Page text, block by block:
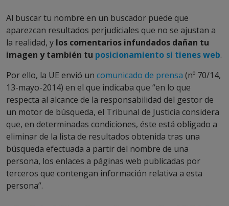
Al buscar tu nombre en un buscador puede que
aparezcan resultados perjudiciales que no se ajustan a
la realidad, y los comentarios infundados dañan tu
imagen y también tu posicionamiento si tienes web.
Por ello, la UE envió un comunicado de prensa (nº 70/14,
13-mayo-2014) en el que indicaba que “en lo que
respecta al alcance de la responsabilidad del gestor de
un motor de búsqueda, el Tribunal de Justicia considera
que, en determinadas condiciones, éste está obligado a
eliminar de la lista de resultados obtenida tras una
búsqueda efectuada a partir del nombre de una
persona, los enlaces a páginas web publicadas por
terceros que contengan información relativa a esta
persona”.